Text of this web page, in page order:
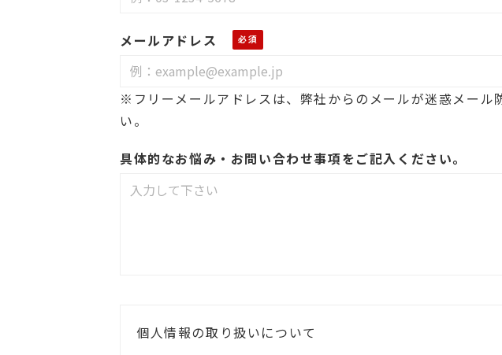
メールアドレス
※フリーメールアドレスは、弊社からのメールが迷惑メー
い。
具体的なお悩み・お問い合わせ事項をご記入ください。
個人情報の取り扱いについて